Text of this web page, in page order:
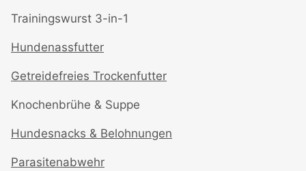
Trainingswurst 3-in-1
Hundenassfutter
Getreidefreies Trockenfutter
Knochenbrühe & Suppe
Hundesnacks & Belohnungen
Parasitenabwehr